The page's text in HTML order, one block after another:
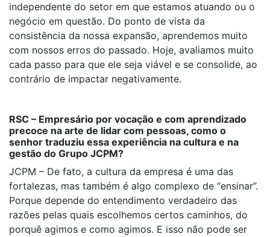
independente do setor em que estamos atuando ou o
negócio em questão. Do ponto de vista da
consistência da nossa expansão, aprendemos muito
com nossos erros do passado. Hoje, avaliamos muito
cada passo para que ele seja viável e se consolide, ao
contrário de impactar negativamente.
RSC – Empresário por vocação e com aprendizado
precoce na arte de lidar com pessoas, como o
senhor traduziu essa experiência na cultura e na
gestão do Grupo JCPM?
JCPM – De fato, a cultura da empresa é uma das
fortalezas, mas também é algo complexo de “ensinar”.
Porque depende do entendimento verdadeiro das
razões pelas quais escolhemos certos caminhos, do
porquê agimos e como agimos. E isso não pode ser